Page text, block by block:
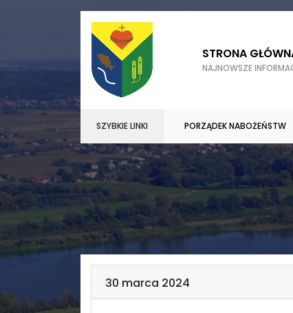
SZYBKIE LINKI
STRONA
NAJNOWSZE
PORZĄDEK NABOŻEŃSTW
30 marca 2024